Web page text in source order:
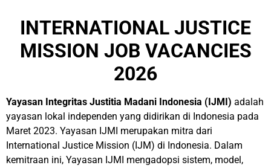
INTERNATIONAL JUSTICE
MISSION JOB VACANCIES
2026
Yayasan Integritas Justitia Madani Indonesia (IJMI) adalah
yayasan lokal independen yang didirikan di Indonesia pada
Maret 2023. Yayasan IJMI merupakan mitra dari
International Justice Mission (IJM) di Indonesia. Dalam
kemitraan ini, Yayasan IJMI mengadopsi sistem, model,